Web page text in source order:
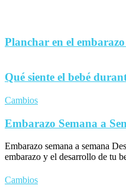
Planchar en el
Qué siente el bebé
Cambios
Embarazo Semana a
Embarazo semana a semana
embarazo y el desarrollo de
Cambios